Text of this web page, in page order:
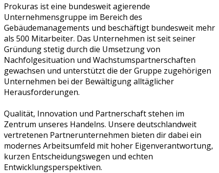
Prokuras ist eine bundesweit agierende
Unternehmensgruppe im Bereich des
Gebäudemanagements und beschäftigt bundesweit mehr
als 500 Mitarbeiter. Das Unternehmen ist seit seiner
Gründung stetig durch die Umsetzung von
Nachfolgesituation und Wachstumspartnerschaften
gewachsen und unterstützt die der Gruppe zugehörigen
Unternehmen bei der Bewältigung alltäglicher
Herausforderungen.
Qualität, Innovation und Partnerschaft stehen im
Zentrum unseres Handelns. Unsere deutschlandweit
vertretenen Partnerunternehmen bieten dir dabei ein
modernes Arbeitsumfeld mit hoher Eigenverantwortung,
kurzen Entscheidungswegen und echten
Entwicklungsperspektiven.